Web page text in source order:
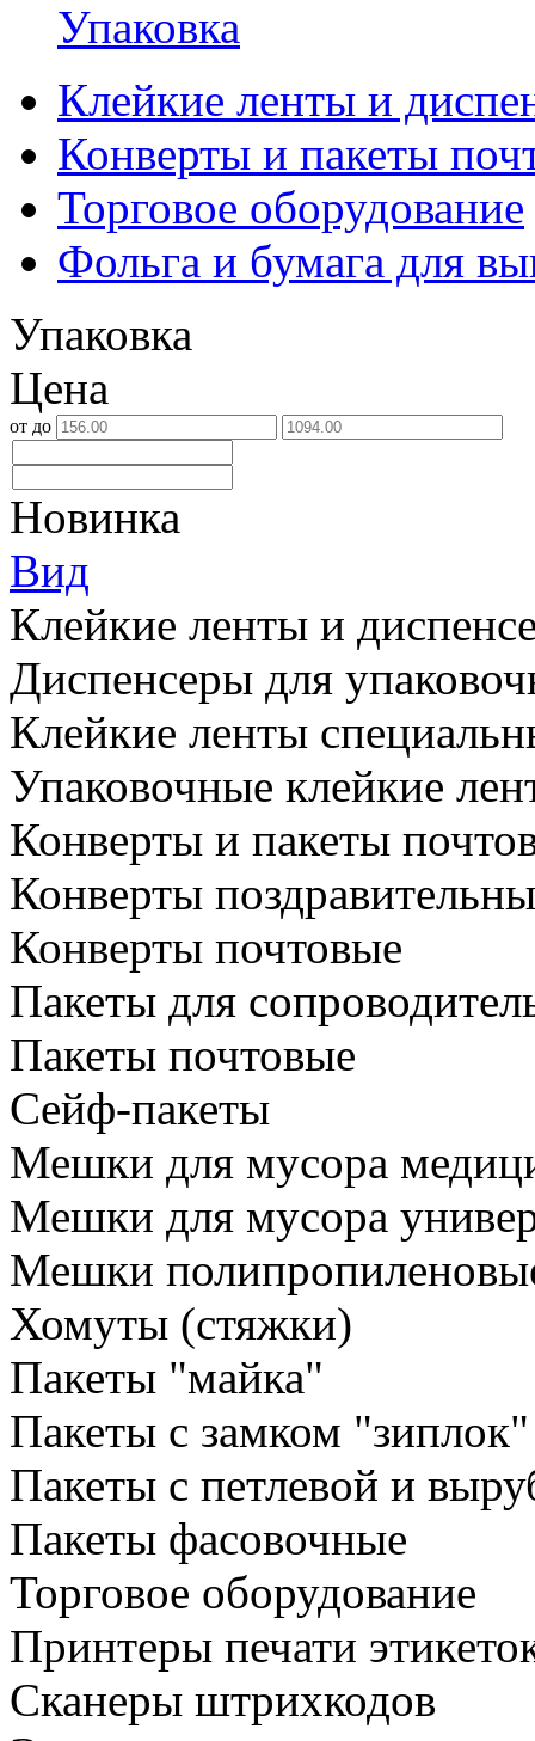
Упаковка
Клейкие ленты и
Конверты и пакеты
Торговое оборудование
Фольга и бумага для
Упаковка
Цена
от до
Новинка
Вид
Клейкие ленты и
Диспенсеры для
Клейкие ленты
Упаковочные клейкие
Конверты и пакеты
Конверты
Конверты почтовые
Пакеты для
Пакеты почтовые
Сейф-пакеты
Мешки для мусора
Мешки для мусора
Мешки
Хомуты (стяжки)
Пакеты "майка"
Пакеты с замком "зиплок"
Пакеты с петлевой и
Пакеты фасовочные
Торговое оборудование
Принтеры печати
Сканеры штрихкодов